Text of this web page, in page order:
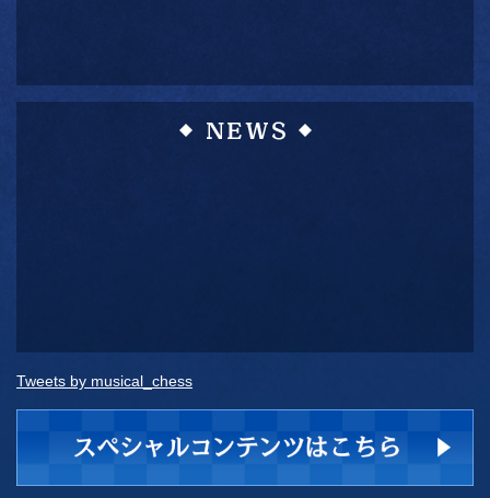
Tweets by musical_chess